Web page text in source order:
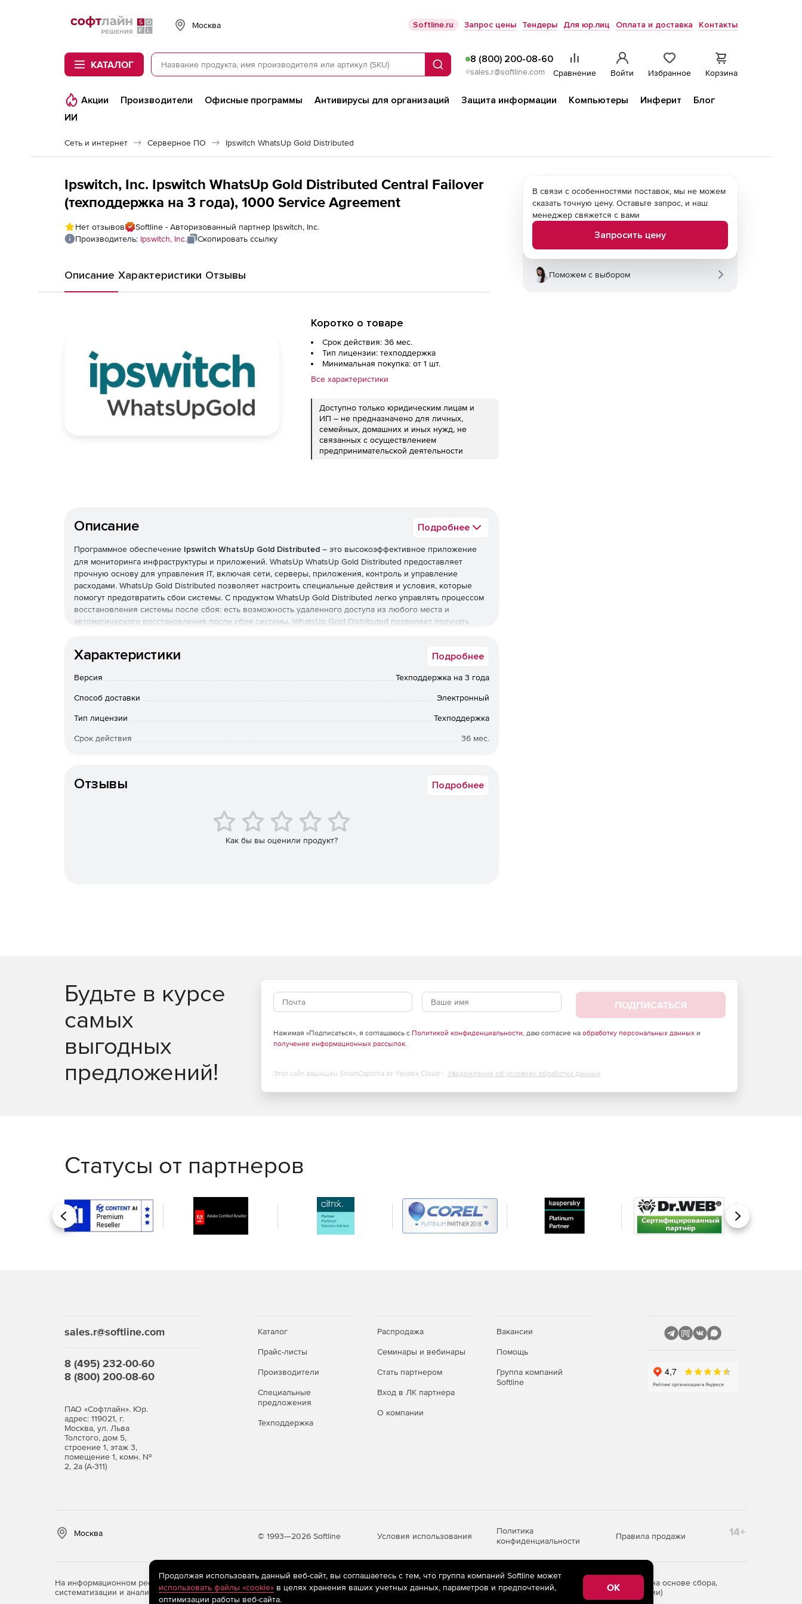
Softline
Москва Softline.ru Запрос цены Тендеры Для юр.лиц Оплата и доставка Контакты
КАТАЛОГ Поиск
8 (800) 200-08-60
sales.r@softline.com Сравнение Войти Избранное Корзина
Акции Производители Офисные программы Антивирусы для организаций Защита информации Компьютеры Инферит
Блог
ИИ
Сеть и интернет Серверное ПО Ipswitch WhatsUp Gold Distributed
Ipswitch, Inc. Ipswitch WhatsUp Gold Distributed Central Failover
(техподдержка на 3 года), 1000 Service Agreement
Нет отзывов
Softline - Авторизованный партнер Ipswitch, Inc.
Производитель: Ipswitch, Inc. Скопировать ссылку
Описание Характеристики Отзывы
Коротко о товаре
Срок действия: 36 мес.
Тип лицензии: техподдержка
Минимальная покупка: от 1 шт.
Все характеристики
Доступно только юридическим лицам и
ИП – не предназначено для личных,
семейных, домашних и иных нужд, не
связанных с осуществлением
предпринимательской деятельности
Описание Подробнее
Программное обеспечение Ipswitch WhatsUp Gold Distributed – это высокоэффективное приложение
для мониторинга инфраструктуры и приложений. WhatsUp WhatsUp Gold Distributed предоставляет
прочную основу для управления IT, включая сети, серверы, приложения, контроль и управление
расходами. WhatsUp Gold Distributed позволяет настроить специальные действия и условия, которые
помогут предотвратить сбои системы. С продуктом WhatsUp Gold Distributed легко управлять процессом
восстановления системы после сбоя: есть возможность удаленного доступа из любого места и
автоматического восстановления после сбоя системы. WhatsUp Gold Distributed позволяет получать
Основные возможности WhatsUp Gold Distributed:
Настройка первичного и вторичного серверов.
и запускать критически важные услуги мониторинга во время планового или внепланового простоя.
базе данных мониторинга, вторичный сервер может быть автоматически настроен на выполнение
использовать несколько способов установить ситуацию, которая требует срабатывания
Комплексная система оповещения.Любой сбой в работе инфраструктуры сопровождается
сообщением о событии от Центра предупреждений WhatsUp Gold. Это позволяет администраторам
10 советов по мониторингу для приложений и среды Microsoft (pdf)
Характеристики Подробнее
Версия Техподдержка на 3 года
Способ доставки Электронный
Тип лицензии Техподдержка
Срок действия 36 мес.
Отзывы Подробнее
Как бы вы оценили продукт?
В связи с особенностями поставок, мы не можем
сказать точную цену. Оставьте запрос, и наш
менеджер свяжется с вами
Запросить цену
Поможем с выбором
Будьте в курсе
самых
выгодных
предложений!
ПОДПИСАТЬСЯ
Нажимая «Подписаться», я соглашаюсь с Политикой конфиденциальности, даю согласие на обработку персональных данныхи
получение информационных рассылок.
Этот сайт защищен SmartCaptcha от Yandex Cloud - Уведомление об условиях обработки данных
Статусы от партнеров
Назад Вперед
sales.r@softline.com
8 (495) 232-00-60
8 (800) 200-08-60
ПАО «Софтлайн». Юр.
адрес: 119021, г.
Москва, ул. Льва
Толстого, дом 5,
строение 1, этаж 3,
помещение 1, комн. №
2, 2а (А-311)
Каталог
Прайс-листы
Производители
Специальные
предложения
Техподдержка
Распродажа
Семинары и вебинары
Стать партнером
Вход в ЛК партнера
О компании
Вакансии
Помощь
Группа компаний
Softline
Москва © 1993—2026 Softline Условия использования
Политика
конфиденциальности
Правила продажи 14+
На информационном ресурсе store.softline.ru применяются рекомендательные технологии
(информационные технологии предоставления информации на основе сбора,
систематизации и анализа сведений, относящихся к предпочтениям пользователей сети «Интернет», находящихся на территории Российской Федерации)
Продолжая использовать данный веб-сайт, вы соглашаетесь с тем, что группа компаний Softline может
использовать файлы «cookie»в целях хранения ваших учетных данных, параметров и предпочтений,
оптимизации работы веб-сайта.
OK